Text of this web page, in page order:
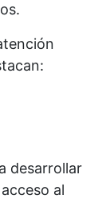
desarrollar
al